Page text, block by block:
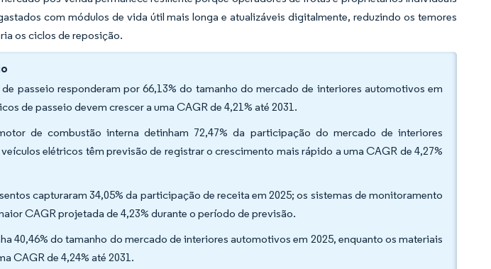
com módulos de vida útil mais longa e atualizáveis digitalmente, reduzindo os temores
os ciclos de reposição.
passeio responderam por 66,13% do tamanho do mercado de interiores automotivos em
de passeio devem crescer a uma CAGR de 4,21% até 2031.
de combustão interna detinham 72,47% da participação do mercado de interiores
elétricos têm previsão de registrar o crescimento mais rápido a uma CAGR de 4,27%
capturaram 34,05% da participação de receita em 2025; os sistemas de monitoramento
CAGR projetada de 4,23% durante o período de previsão.
40,46% do tamanho do mercado de interiores automotivos em 2025, enquanto os materiais
CAGR de 4,24% até 2031.